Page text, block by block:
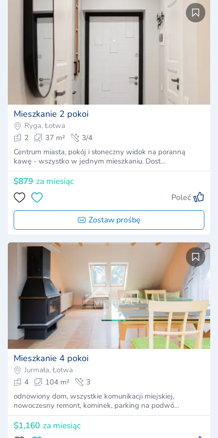
Mieszkanie 2 pokoi
Ryga, Łotwa
2
37 m²
3/4
Centrum miasta, pokój i słoneczny widok na poranną
kawę - wszystko w jednym mieszkaniu. Dost…
$879 za miesiąc
Poleć
Zostaw prośbę
Mieszkanie 4 pokoi
Jurmała, Łotwa
4
104 m²
3
odnowiony dom, wszystkie komunikacji miejskiej,
nowoczesny remont, kominek, parking na podwó…
$1,160 za miesiąc